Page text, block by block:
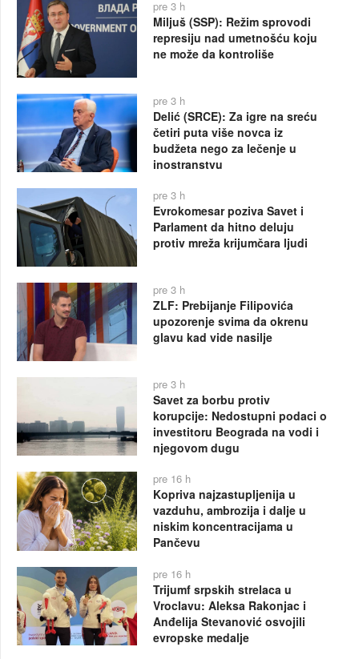
pre 3 h
Miljuš (SSP): Režim sprovodi
represiju nad umetnošću koju
ne može da kontroliše
pre 3 h
Delić (SRCE): Za igre na sreću
četiri puta više novca iz
budžeta nego za lečenje u
inostranstvu
pre 3 h
Evrokomesar poziva Savet i
Parlament da hitno deluju
protiv mreža krijumčara ljudi
pre 3 h
ZLF: Prebijanje Filipovića
upozorenje svima da okrenu
glavu kad vide nasilje
pre 3 h
Savet za borbu protiv
korupcije: Nedostupni podaci o
investitoru Beograda na vodi i
njegovom dugu
pre 16 h
Kopriva najzastupljenija u
vazduhu, ambrozija i dalje u
niskim koncentracijama u
Pančevu
pre 16 h
Trijumf srpskih strelaca u
Vroclavu: Aleksa Rakonjac i
Anđelija Stevanović osvojili
evropske medalje